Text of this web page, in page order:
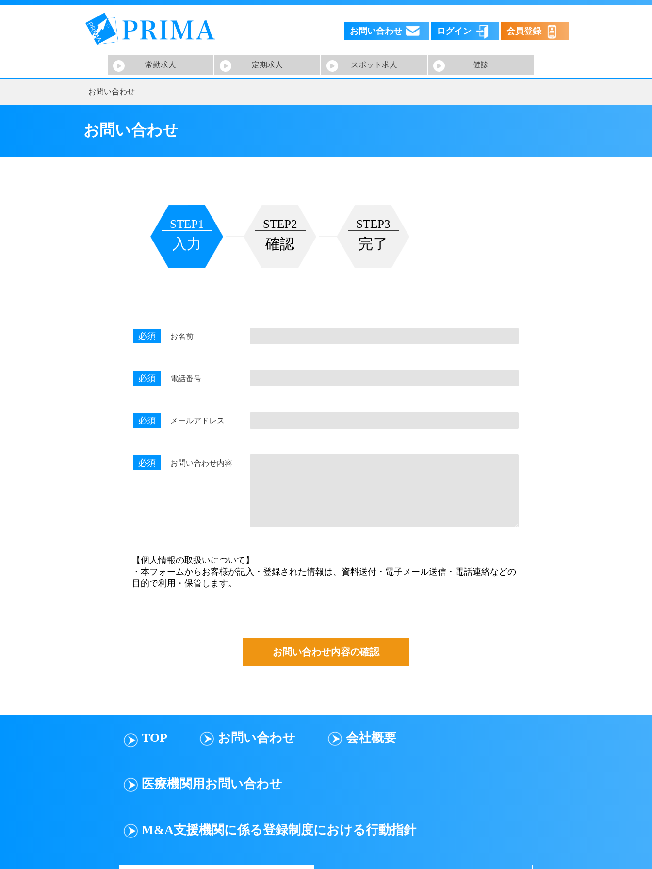
お問い合わせ ログイン 会員登録
常勤求人 定期求人 スポット求人 健診
お問い合わせ
お問い合わせ
STEP1
入力
STEP2
確認
STEP3
完了
必須 お名前
必須 電話番号
必須 メールアドレス
必須 お問い合わせ内容
【個人情報の取扱いについて】
・本フォームからお客様が記入・登録された情報は、資料送付・電子メール送信・電話連絡などの
目的で利用・保管します。
TOP お問い合わせ 会社概要
医療機関用お問い合わせ
M&A支援機関に係る登録制度における行動指針